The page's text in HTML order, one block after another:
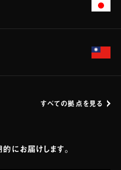
すべての拠点を見る
にお届けします。